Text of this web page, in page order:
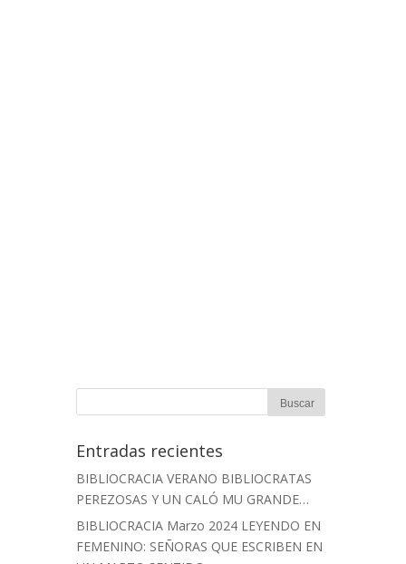
Entradas recientes
BIBLIOCRACIA VERANO BIBLIOCRATAS
PEREZOSAS Y UN CALÓ MU GRANDE…
BIBLIOCRACIA Marzo 2024 LEYENDO EN
FEMENINO: SEÑORAS QUE ESCRIBEN EN